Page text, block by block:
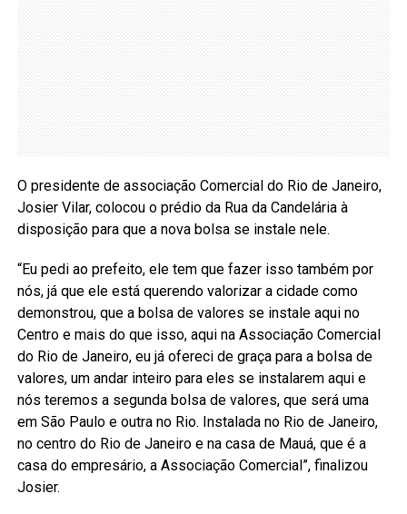
O presidente de associação Comercial do Rio de Janeiro,
Josier Vilar, colocou o prédio da Rua da Candelária à
disposição para que a nova bolsa se instale nele.
“Eu pedi ao prefeito, ele tem que fazer isso também por
nós, já que ele está querendo valorizar a cidade como
demonstrou, que a bolsa de valores se instale aqui no
Centro e mais do que isso, aqui na Associação Comercial
do Rio de Janeiro, eu já ofereci de graça para a bolsa de
valores, um andar inteiro para eles se instalarem aqui e
nós teremos a segunda bolsa de valores, que será uma
em São Paulo e outra no Rio. Instalada no Rio de Janeiro,
no centro do Rio de Janeiro e na casa de Mauá, que é a
casa do empresário, a Associação Comercial”, finalizou
Josier.